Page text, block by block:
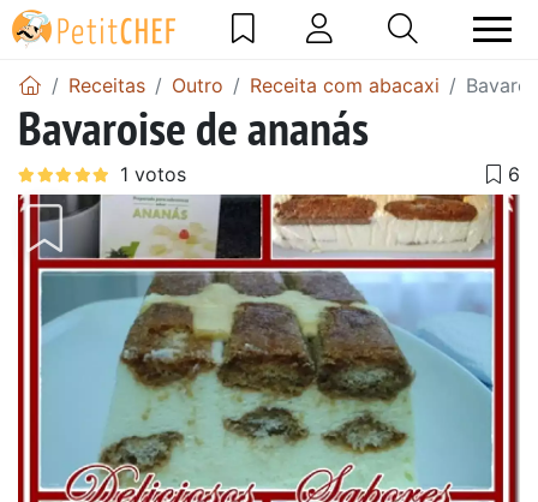
Receitas Outro Receita com abacaxi
Bavaroise de ananás